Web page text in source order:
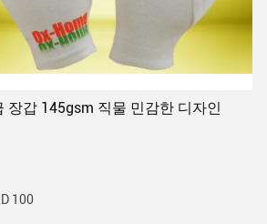
장갑 145gsm 직물 민감한 디자인
100